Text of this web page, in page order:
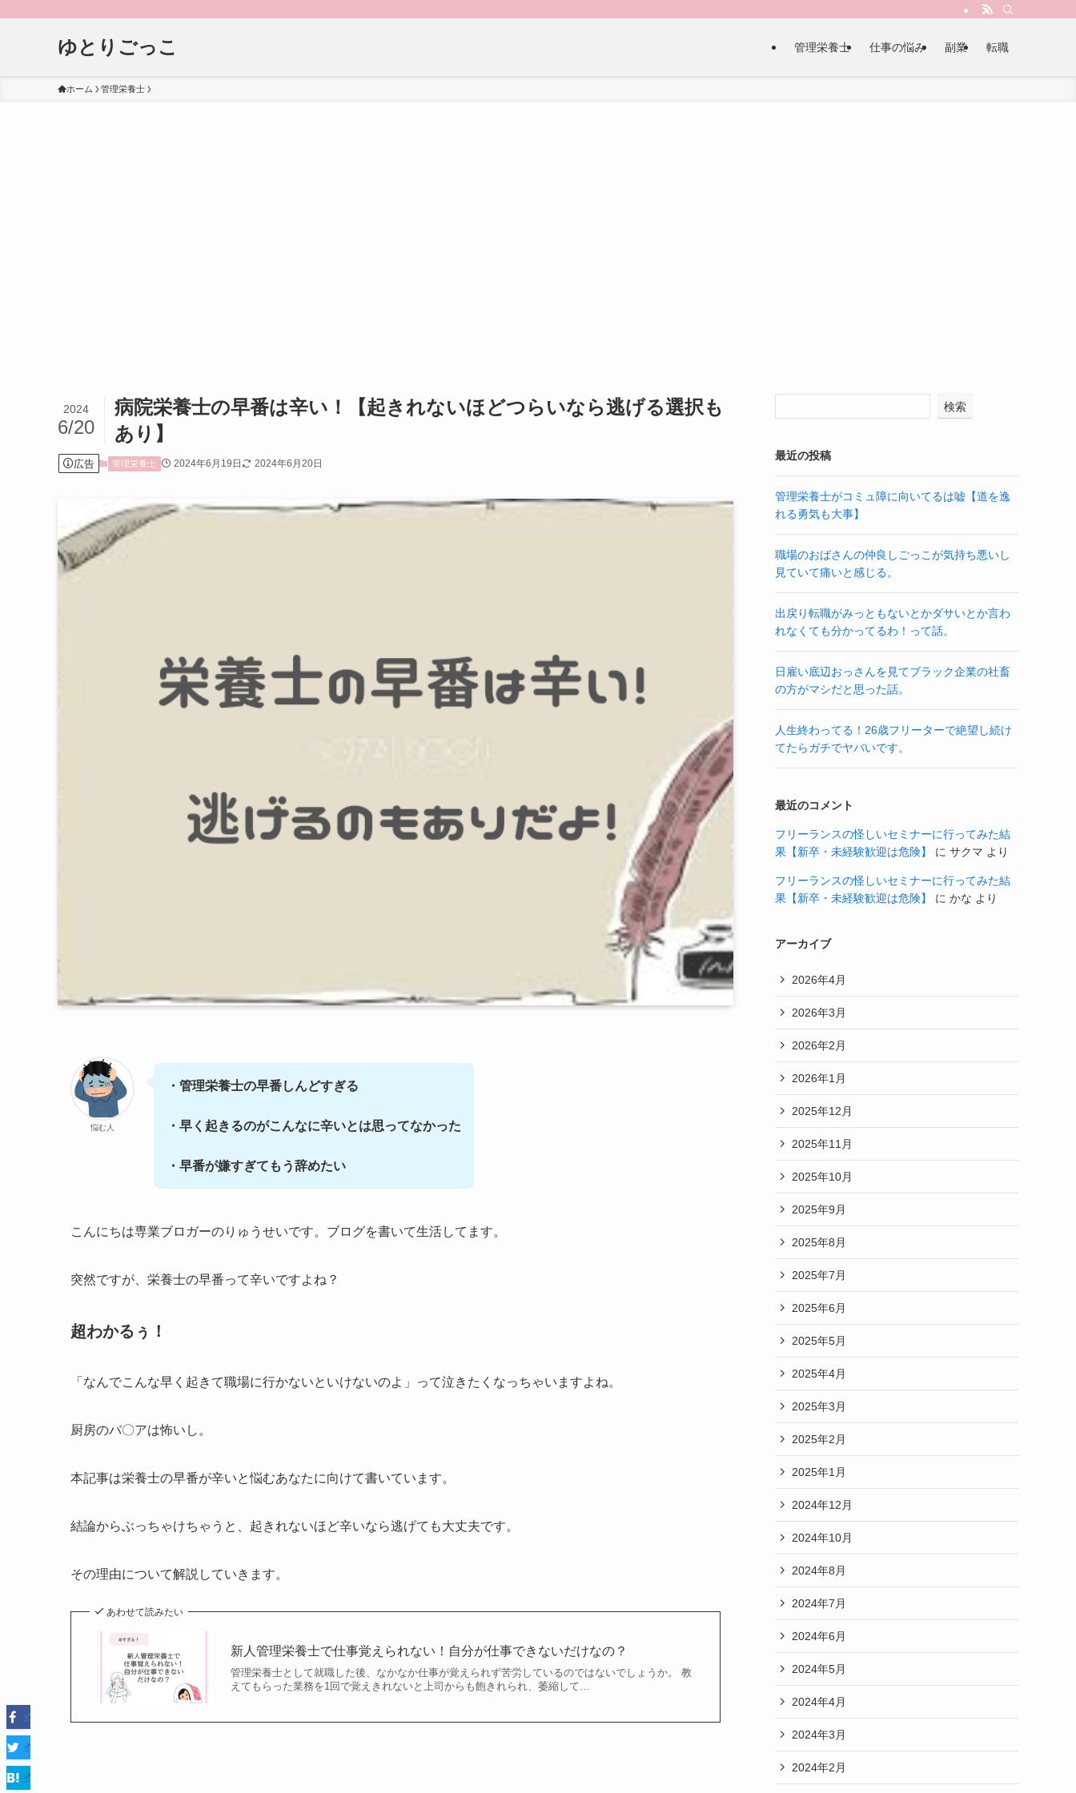
ゆとりごっこ 管理栄養士 仕事の悩み 副業 転職
ホーム 管理栄養士
病院栄養士の早番は辛い！【起きれないほどつらいなら逃げる選択も
あり】
2024
6/20
広告 管理栄養士 2024年6月19日 2024年6月20日
悩む人
・管理栄養士の早番しんどすぎる
・早く起きるのがこんなに辛いとは思ってなかった
・早番が嫌すぎてもう辞めたい
こんにちは専業ブロガーのりゅうせいです。ブログを書いて生活してます。
突然ですが、栄養士の早番って辛いですよね？
超わかるぅ！
「なんでこんな早く起きて職場に行かないといけないのよ」って泣きたくなっちゃいますよね。
厨房のバ〇アは怖いし。
本記事は栄養士の早番が辛いと悩むあなたに向けて書いています。
結論からぶっちゃけちゃうと、起きれないほど辛いなら逃げても大丈夫です。
その理由について解説していきます。
あわせて読みたい
新人管理栄養士で仕事覚えられない！自分が仕事できないだけなの？
管理栄養士として就職した後、なかなか仕事が覚えられず苦労しているのではないでしょうか。 教
えてもらった業務を1回で覚えきれないと上司からも飽きれられ、萎縮して…
検索
最近の投稿
管理栄養士がコミュ障に向いてるは嘘【道を逸
れる勇気も大事】
職場のおばさんの仲良しごっこが気持ち悪いし
見ていて痛いと感じる。
出戻り転職がみっともないとかダサいとか言わ
れなくても分かってるわ！って話。
日雇い底辺おっさんを見てブラック企業の社畜
の方がマシだと思った話。
人生終わってる！26歳フリーターで絶望し続け
てたらガチでヤバいです。
最近のコメント
フリーランスの怪しいセミナーに行ってみた結
果【新卒・未経験歓迎は危険】
に サクマ より
フリーランスの怪しいセミナーに行ってみた結
果【新卒・未経験歓迎は危険】
に かな より
アーカイブ
2026年4月
2026年3月
2026年2月
2026年1月
2025年12月
2025年11月
2025年10月
2025年9月
2025年8月
2025年7月
2025年6月
2025年5月
2025年4月
2025年3月
2025年2月
2025年1月
2024年12月
2024年10月
2024年8月
2024年7月
2024年6月
2024年5月
2024年4月
2024年3月
2024年2月